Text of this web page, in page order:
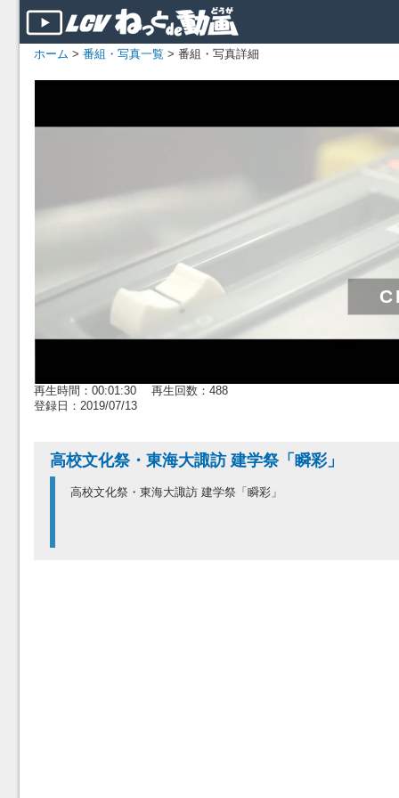
ホーム > 番組・写真一覧 > 番組・写真詳細
再生時間：00:01:30 再生回数：488
登録日：2019/07/13
高校文化祭・東海大諏訪 建学祭「瞬彩」
高校文化祭・東海大諏訪 建学祭「瞬彩」